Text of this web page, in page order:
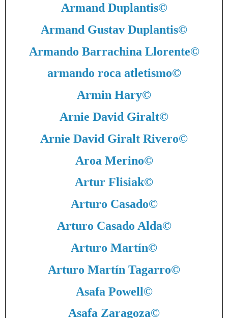
Armand Duplantis©
Armand Gustav Duplantis©
Armando Barrachina Llorente©
armando roca atletismo©
Armin Hary©
Arnie David Giralt©
Arnie David Giralt Rivero©
Aroa Merino©
Artur Flisiak©
Arturo Casado©
Arturo Casado Alda©
Arturo Martín©
Arturo Martín Tagarro©
Asafa Powell©
Asafa Zaragoza©